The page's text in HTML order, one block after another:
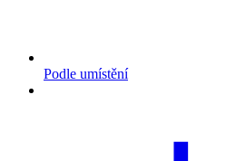
Podle umístění